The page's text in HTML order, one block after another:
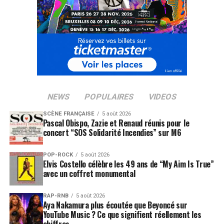
album considéré comme imparfait, mais de terminer une
vision que les musiciens ne possédaient pas encore
totalement les moyens techniques de concrétiser en
Un premier album qui refusait
les règles du rock britannique
Lors de sa sortie en juin 1996, “Placebo
immédiatement distingué le groupe du reste de la scène
britannique. Alors que le succès de la Britpop imposait
une image souvent très masculine du rock, Brian Molko
et Stefan Olsdal proposaient une esthétique
volontairement ambiguë, provocante et difficile à
classer.
Le chant aigu et reconnaissable de Brian Molko, les
guitares abrasives, les textes consacrés au désir, à
NEWS POPULAIRES VIDEOS
SCÈNE FRANÇAISE 5 août 2026
Pascal Obispo, Zazie et Renaud réunis pour le
concert “SOS Solidarité Incendies” sur M6
POP-ROCK 5 août 2026
Elvis Costello célèbre les 49 ans de “My Aim Is True”
avec un coffret monumental
RAP-RNB 5 août 2026
Aya Nakamura plus écoutée que Beyoncé sur
YouTube Music ? Ce que signifient réellement les